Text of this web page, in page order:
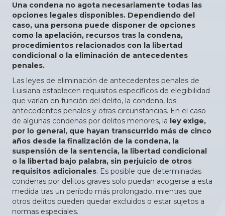
Una condena no agota necesariamente todas las
opciones legales disponibles. Dependiendo del
caso, una persona puede disponer de opciones
como la apelación, recursos tras la condena,
procedimientos relacionados con la libertad
condicional o la eliminación de antecedentes
penales.
Las leyes de eliminación de antecedentes penales de
Luisiana establecen requisitos específicos de elegibilidad
que varían en función del delito, la condena, los
antecedentes penales y otras circunstancias. En el caso
de algunas condenas por delitos menores, la ley exige,
por lo general, que hayan transcurrido más de cinco
años desde la finalización de la condena, la
suspensión de la sentencia, la libertad condicional
o la libertad bajo palabra, sin perjuicio de otros
requisitos adicionales. Es posible que determinadas
condenas por delitos graves solo puedan acogerse a esta
medida tras un período más prolongado, mientras que
otros delitos pueden quedar excluidos o estar sujetos a
normas especiales.